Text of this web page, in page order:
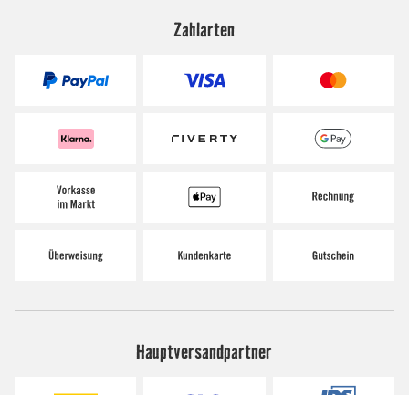
Zahlarten
Hauptversandpartner